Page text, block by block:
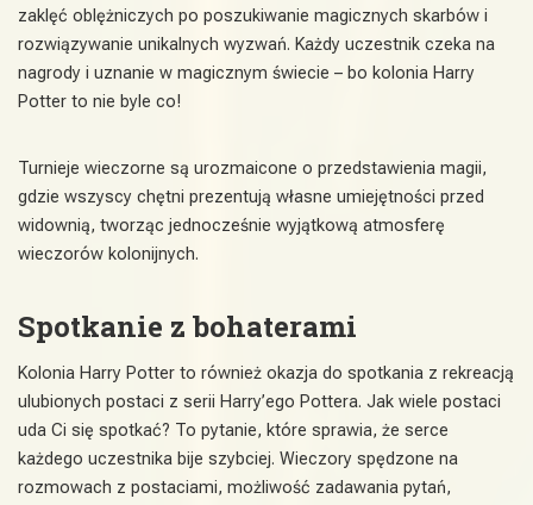
zaklęć oblężniczych po poszukiwanie magicznych skarbów i
rozwiązywanie unikalnych wyzwań. Każdy uczestnik czeka na
nagrody i uznanie w magicznym świecie – bo kolonia Harry
Potter to nie byle co!
Turnieje wieczorne są urozmaicone o przedstawienia magii,
gdzie wszyscy chętni prezentują własne umiejętności przed
widownią, tworząc jednocześnie wyjątkową atmosferę
wieczorów kolonijnych.
Spotkanie z bohaterami
Kolonia Harry Potter to również okazja do spotkania z rekreacją
ulubionych postaci z serii Harry’ego Pottera. Jak wiele postaci
uda Ci się spotkać? To pytanie, które sprawia, że serce
każdego uczestnika bije szybciej. Wieczory spędzone na
rozmowach z postaciami, możliwość zadawania pytań,